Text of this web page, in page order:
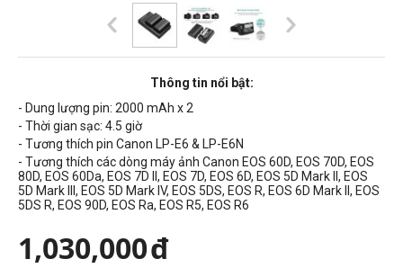
Thông tin nổi bật:
- Dung lượng pin: 2000 mAh x 2
- Thời gian sạc: 4.5 giờ
- Tương thích pin Canon LP-E6 & LP-E6N
- Tương thích các dòng máy ảnh Canon EOS 60D, EOS 70D, EOS
80D, EOS 60Da, EOS 7D II, EOS 7D, EOS 6D, EOS 5D Mark II, EOS
5D Mark III, EOS 5D Mark IV, EOS 5DS, EOS R, EOS 6D Mark II, EOS
5DS R, EOS 90D, EOS Ra, EOS R5, EOS R6
1,030,000đ